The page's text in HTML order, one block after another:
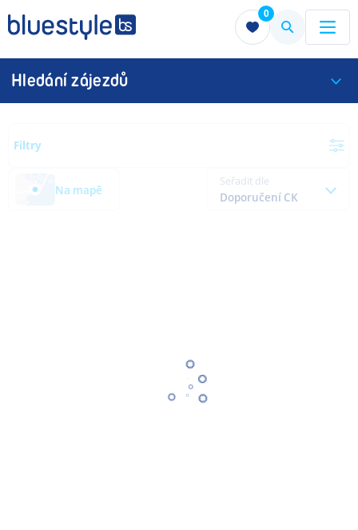
0
Menu Menu
Hledání zájezdů
Filtry
Na mapě
Seřadit dle
Doporučení CK